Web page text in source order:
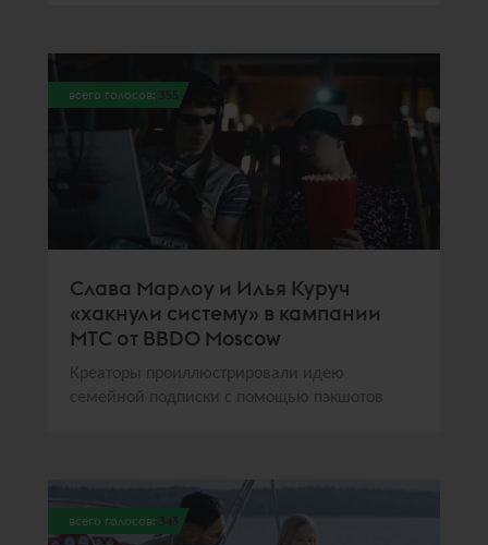
всего голосов: 355
Слава Марлоу и Илья Куруч
«хакнули систему» в кампании
МТС от BBDO Moscow
Креаторы проиллюстрировали идею
семейной подписки с помощью пэкшотов
всего голосов: 343